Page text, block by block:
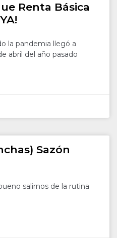
Renta Básica
la pandemia llegó a
abril del año pasado
Sazón
salirnos de la rutina